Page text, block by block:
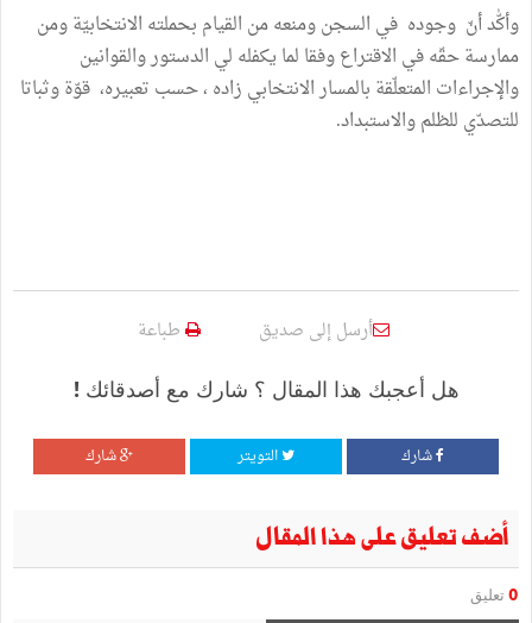
وأكّٰد أنّ وجوده في السجن ومنعه من القيام بحملته الانتخابيّة ومن
ممارسة حقّه في الاقتراع وفقا لما يكفله لي الدستور والقوانين
والإجراءات المتعلّقة بالمسار الانتخابي زاده ، حسب تعبيره، قوّة وثباتا
للتصدّي للظلم والاستبداد.
أرسل إلى صديق طباعة
هل أعجبك هذا المقال ؟ شارك مع أصدقائك !
شارك التويتر شارك
أضف تعليق على هذا المقال
0 تعليق